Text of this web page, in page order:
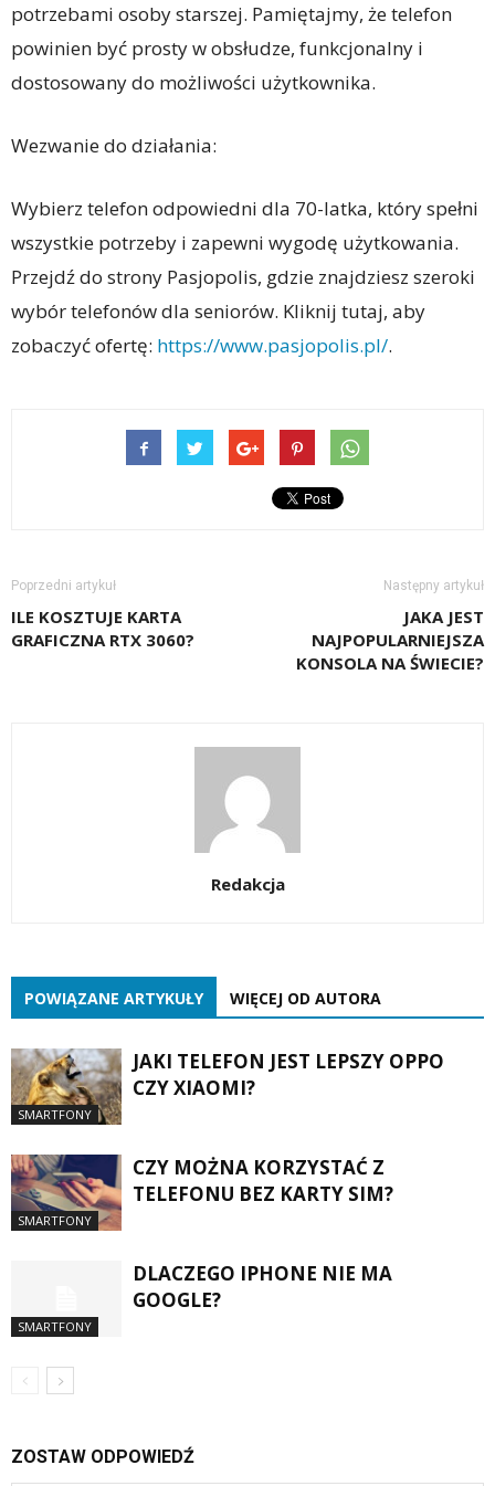
potrzebami osoby starszej. Pamiętajmy, że telefon
powinien być prosty w obsłudze, funkcjonalny i
dostosowany do możliwości użytkownika.
Wezwanie do działania:
Wybierz telefon odpowiedni dla 70-latka, który spełni
wszystkie potrzeby i zapewni wygodę użytkowania.
Przejdź do strony Pasjopolis, gdzie znajdziesz szeroki
wybór telefonów dla seniorów. Kliknij tutaj, aby
zobaczyć ofertę: https://www.pasjopolis.pl/.
Poprzedni artykuł
ILE KOSZTUJE KARTA
GRAFICZNA RTX 3060?
Następny artykuł
JAKA JEST
NAJPOPULARNIEJSZA
KONSOLA NA ŚWIECIE?
Redakcja
POWIĄZANE ARTYKUŁY WIĘCEJ OD AUTORA
SMARTFONY
JAKI TELEFON JEST LEPSZY OPPO
CZY XIAOMI?
SMARTFONY
CZY MOŻNA KORZYSTAĆ Z
TELEFONU BEZ KARTY SIM?
SMARTFONY
DLACZEGO IPHONE NIE MA
GOOGLE?
ZOSTAW ODPOWIEDŹ